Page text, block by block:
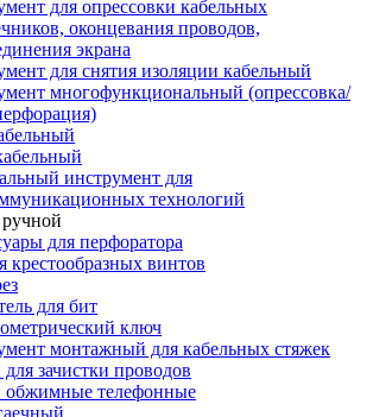
для опрессовки кабельных
оконцевания проводов,
экрана
для снятия изоляции кабельный
многофункциональный (опрессовка/
инструмент для
технологий
для перфоратора
крестообразных винтов
для бит
ключ
монтажный для кабельных стяжек
зачистки проводов
телефонные